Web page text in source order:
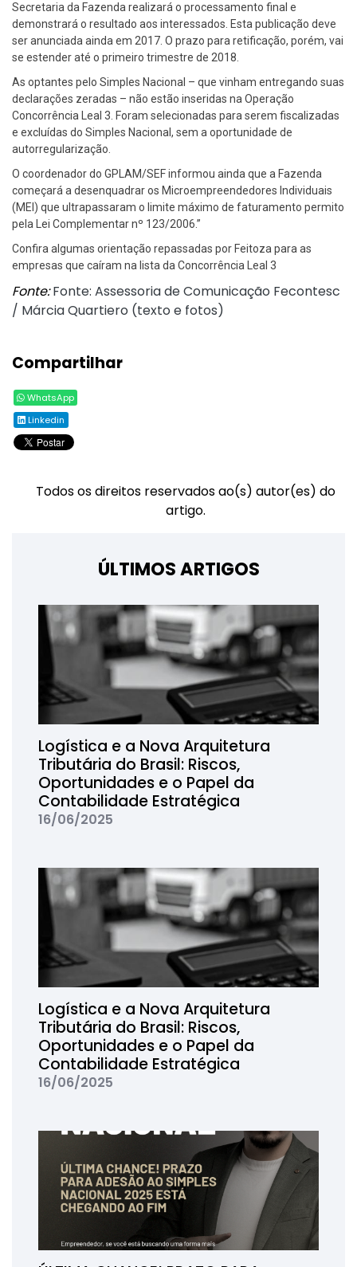
Secretaria da Fazenda realizará o processamento final e
demonstrará o resultado aos interessados. Esta publicação deve
ser anunciada ainda em 2017. O prazo para retificação, porém, vai
se estender até o primeiro trimestre de 2018.
As optantes pelo Simples Nacional – que vinham entregando suas
declarações zeradas – não estão inseridas na Operação
Concorrência Leal 3. Foram selecionadas para serem fiscalizadas
e excluídas do Simples Nacional, sem a oportunidade de
autorregularização.
O coordenador do GPLAM/SEF informou ainda que a Fazenda
começará a desenquadrar os Microempreendedores Individuais
(MEI) que ultrapassaram o limite máximo de faturamento permito
pela Lei Complementar nº 123/2006.”
Confira algumas orientação repassadas por Feitoza para as
empresas que caíram na lista da Concorrência Leal 3
Fonte: Fonte: Assessoria de Comunicação Fecontesc
/ Márcia Quartiero (texto e fotos)
Compartilhar
WhatsApp
Linkedin
Todos os direitos reservados ao(s) autor(es) do
artigo.
ÚLTIMOS ARTIGOS
Logística e a Nova Arquitetura
Tributária do Brasil: Riscos,
Oportunidades e o Papel da
Contabilidade Estratégica
16/06/2025
Logística e a Nova Arquitetura
Tributária do Brasil: Riscos,
Oportunidades e o Papel da
Contabilidade Estratégica
16/06/2025